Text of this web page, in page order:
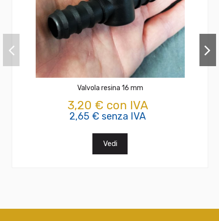
Valvola resina 16 mm
3,20 € con IVA
2,65 € senza IVA
Vedi